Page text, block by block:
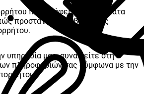
περιγράφει τα δικαιώματα
προστατεύεστε βάσει της
υπηρεσία μας, συναινείτε στη
πληροφοριών σας σύμφωνα με την